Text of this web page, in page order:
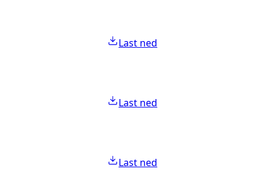
Last ned
Last ned
Last ned